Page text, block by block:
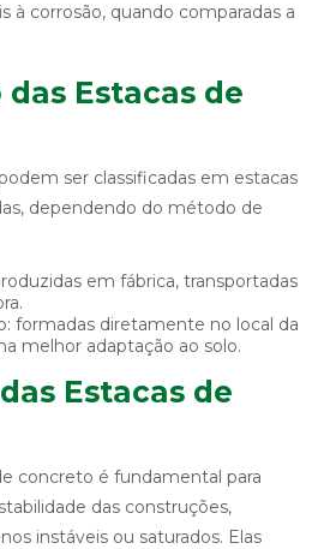
à corrosão, quando comparadas a
Estacas de
ser classificadas em estacas
dependendo do método de
em fábrica, transportadas
formadas diretamente no local da
melhor adaptação ao solo.
Estacas de
concreto é fundamental para
das construções,
instáveis ou saturados. Elas